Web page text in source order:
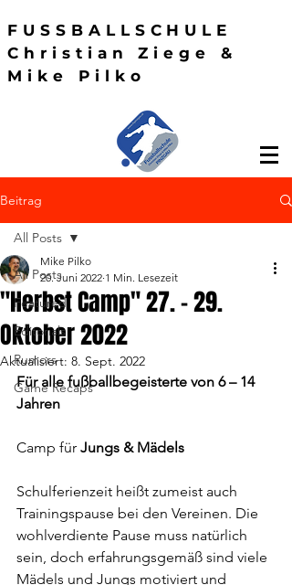
FUSSBALLSCHULE
Christian Ziege &
Mike Pilko
Beitrag
All Posts
Featured
Editorials
Rumors
Game Recaps
All Posts
"Herbst Camp" 27. – 29.
Oktober 2022
Mike Pilko
20. Juni 2022 1 Min. Lesezeit
Aktualisiert: 8. Sept. 2022
Für alle fußballbegeisterte von 6 – 14
Jahren
Camp für Jungs & Mädels
Schulferienzeit heißt zumeist auch
Trainingspause bei den Vereinen. Die
wohlverdiente Pause muss natürlich
sein, doch erfahrungsgemäß sind viele
Mädels und Jungs motiviert und